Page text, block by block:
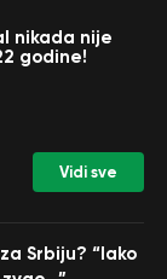
nikada nije
godine!
Vidi sve
Srbiju? “Iako